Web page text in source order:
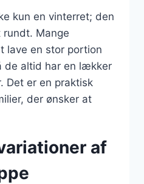
kun en vinterret; den
rundt. Mange
lave en stor portion
de altid har en lækker
Det er en praktisk
der ønsker at
af